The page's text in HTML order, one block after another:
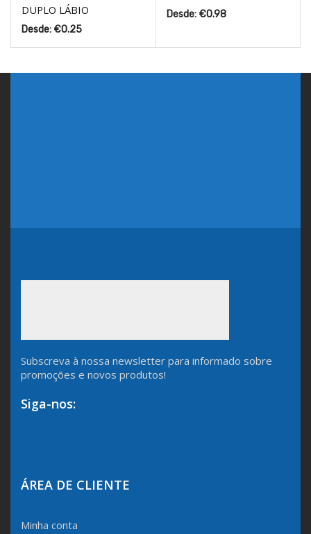
DUPLO LÁBIO
Desde: €0.25
Desde: €0.98
Subscreva à nossa newsletter para informado sobre
promoções e novos produtos!
Siga-nos:
ÁREA DE CLIENTE
Minha conta